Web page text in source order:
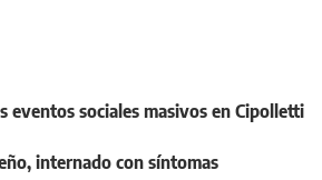
eventos sociales masivos en Cipolletti
internado con síntomas